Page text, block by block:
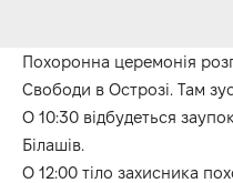
Похоронна церемонія
Свободи в Острозі. Там
О 10:30 відбудеться
Білашів.
О 12:00 тіло захисника